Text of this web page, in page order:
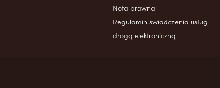
Nota prawna
Regulamin świadczenia usług
drogą elektroniczną